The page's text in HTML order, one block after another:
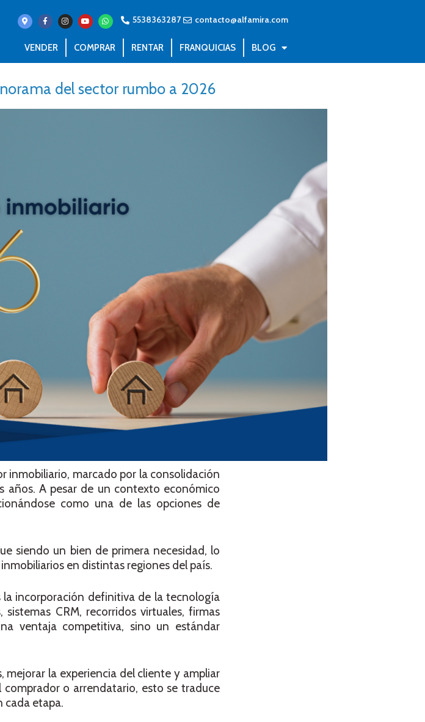
5538363287 contacto@alfamira.com
VENDER COMPRAR RENTAR FRANQUICIAS BLOG
del sector rumbo a 2026
inmobiliario, marcado por la consolidación
años. A pesar de un contexto económico
como una de las opciones de
siendo un bien de primera necesidad, lo
en distintas regiones del país.
incorporación definitiva de la tecnología
CRM, recorridos virtuales, firmas
ventaja competitiva, sino un estándar
mejorar la experiencia del cliente y ampliar
o arrendatario, esto se traduce
cada etapa.